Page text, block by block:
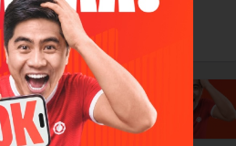
Спартак